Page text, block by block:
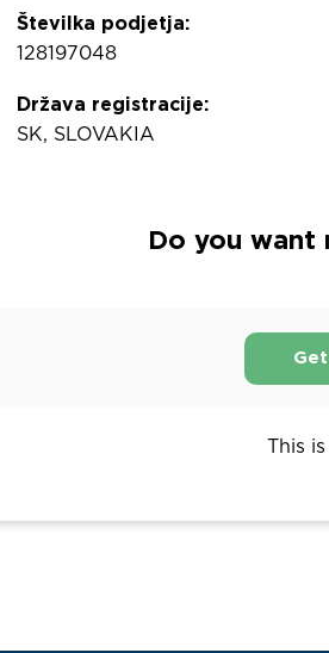
Številka podjetja:
128197048
Država registracije:
SK, SLOVAKIA
Do you
This